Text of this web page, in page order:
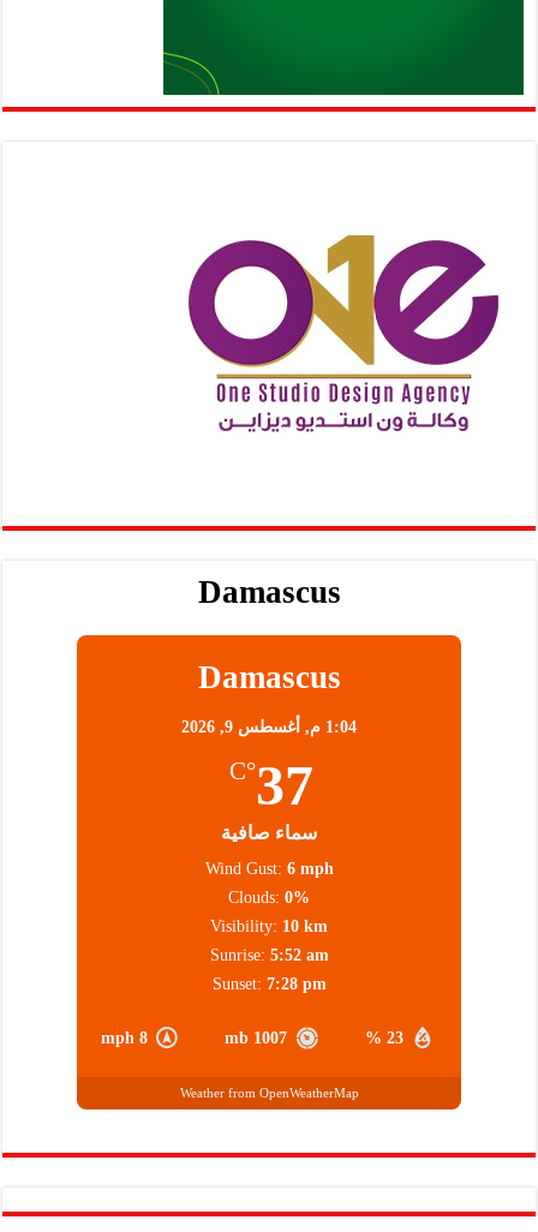
Damascus
Damascus
1:04 م, أغسطس 9, 2026
37
°C
سماء صافية
23 %
1007 mb
8 mph
Wind Gust: 6 mph
Clouds: 0%
Visibility: 10 km
Sunrise: 5:52 am
Sunset: 7:28 pm
Weather from OpenWeatherMap